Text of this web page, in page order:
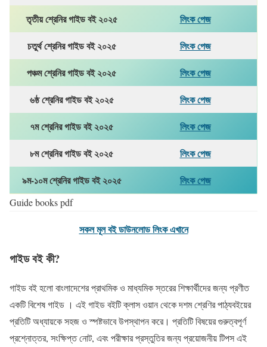
তৃতীয় শ্রেনির গাইড বই ২০২৫
লিংক পেজ
চতুর্থ শ্রেনির গাইড বই ২০২৫
লিংক পেজ
পঞ্চম শ্রেনির গাইড বই ২০২৫
লিংক পেজ
৬ষ্ঠ শ্রেনির গাইড বই ২০২৫
লিংক পেজ
৭ম শ্রেনির গাইড বই ২০২৫
লিংক পেজ
৮ম শ্রেনির গাইড বই ২০২৫
লিংক পেজ
৯ম-১০ম শ্রেনির গাইড বই ২০২৫
লিংক পেজ
Guide books pdf
সকল মূল বই ডাউনলোড লিংক এখানে
গাইড বই কী?
গাইড বই হলো বাংলাদেশের প্রাথমিক ও মাধ্যমিক স্তরের শিক্ষার্থীদের জন্য প্রণীত
একটি বিশেষ গাইড । এই গাইড বইটি ক্লাস ওয়ান থেকে দশম শ্রেণির পাঠ্যবইয়ের
প্রতিটি অধ্যায়কে সহজ ও স্পষ্টভাবে উপস্থাপন করে। প্রতিটি বিষয়ের গুরুত্বপূর্ণ
প্রশ্নোত্তর, সংক্ষিপ্ত নোট, এবং পরীক্ষার প্রস্তুতির জন্য প্রয়োজনীয় টিপস এই